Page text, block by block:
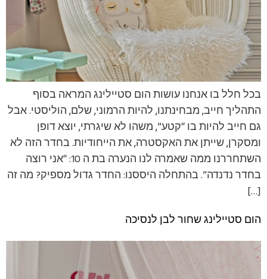
בכל חלל בו אנחנו עושות הום סטיילינג המראה בסוף
התהליך חייב, מבחינתנו, להיות הרמוני, שלם, הוליסטי. אבל
גם חייב להיות בו “קטע”, משהו לא שיגרתי, יוצא דופן
ומסקרן, שייתן את האקסטרה, את הייחודיות. בחדר הזה לא
השתחררנו ממה שאמרה לנו הנערה בת ה 10: “אני רוצה
בחדר נדנדה”. בהתחלה היססנו: החדר גדול מספיק? מה זה
[…]
הום סטיילינג שחור לבן לנסיכה